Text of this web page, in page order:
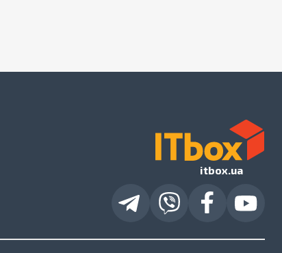
itbox.ua